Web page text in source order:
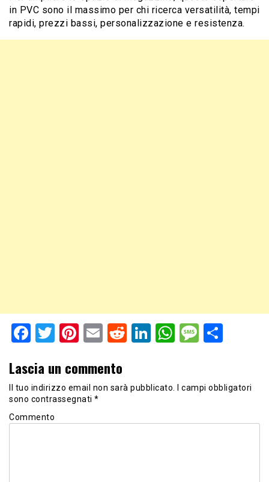
in PVC sono il massimo per chi ricerca versatilità, tempi
rapidi, prezzi bassi, personalizzazione e resistenza.
Facebook
Twitter
Pinterest
EmailRedditLinkedIn
WhatsApp
Lascia un commento
Il tuo indirizzo email non sarà pubblicato. I campi obbligatori
sono contrassegnati *
Commento